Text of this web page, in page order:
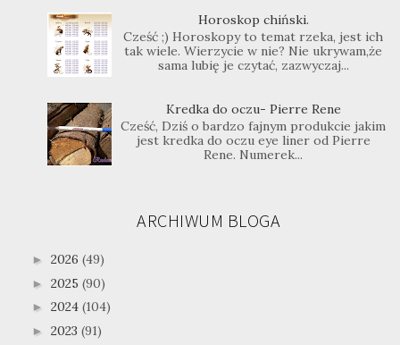
Horoskop chiński.
Cześć ;) Horoskopy to temat rzeka, jest ich
tak wiele. Wierzycie w nie? Nie ukrywam,że
sama lubię je czytać, zazwyczaj...
Kredka do oczu- Pierre Rene
Cześć, Dziś o bardzo fajnym produkcie jakim
jest kredka do oczu eye liner od Pierre
Rene. Numerek...
ARCHIWUM BLOGA
► 2026 (49)
► 2025 (90)
► 2024 (104)
► 2023 (91)